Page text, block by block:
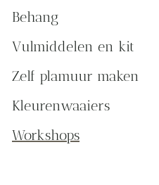
Behang
Vulmiddelen en kit
Zelf plamuur maken
Kleurenwaaiers
Workshops